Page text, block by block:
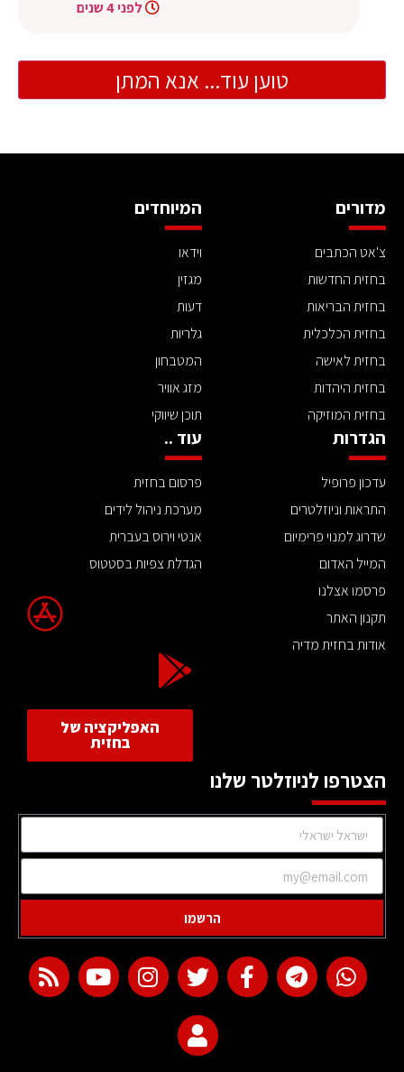
לפני 4 שנים
טוען עוד... אנא המתן
מדורים
צ'אט הכתבים
בחזית החדשות
בחזית הבריאות
בחזית הכלכלית
בחזית לאישה
בחזית היהדות
בחזית המוזיקה
המיוחדים
וידאו
מגזין
דעות
גלריות
המטבחון
מזג אוויר
תוכן שיווקי
הגדרות
עדכון פרופיל
התראות וניוזלטרים
שדרוג למנוי פרימיום
המייל האדום
פרסמו אצלנו
תקנון האתר
אודות בחזית מדיה
עוד ..
פרסום בחזית
מערכת ניהול לידים
אנטי וירוס בעברית
הגדלת צפיות בסטטוס
האפליקציה של
בחזית
הצטרפו לניוזלטר שלנו
הרשמו